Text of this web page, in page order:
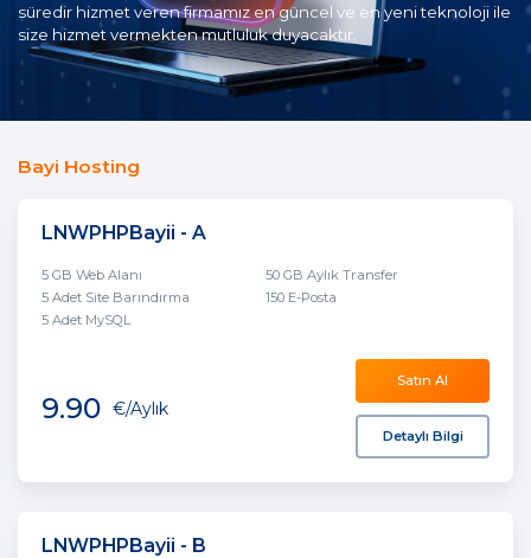
süredir hizmet veren firmamız en güncel ve en yeni teknoloji ile
size hizmet vermekten mutluluk duyacaktır.
Bayi Hosting
LNWPHPBayii - A
5 GB Web Alanı
50 GB Aylık Transfer
5 Adet Site Barındırma
150 E-Posta
5 Adet MySQL
9.90 €/Aylık
Satın Al
Detaylı Bilgi
LNWPHPBayii - B